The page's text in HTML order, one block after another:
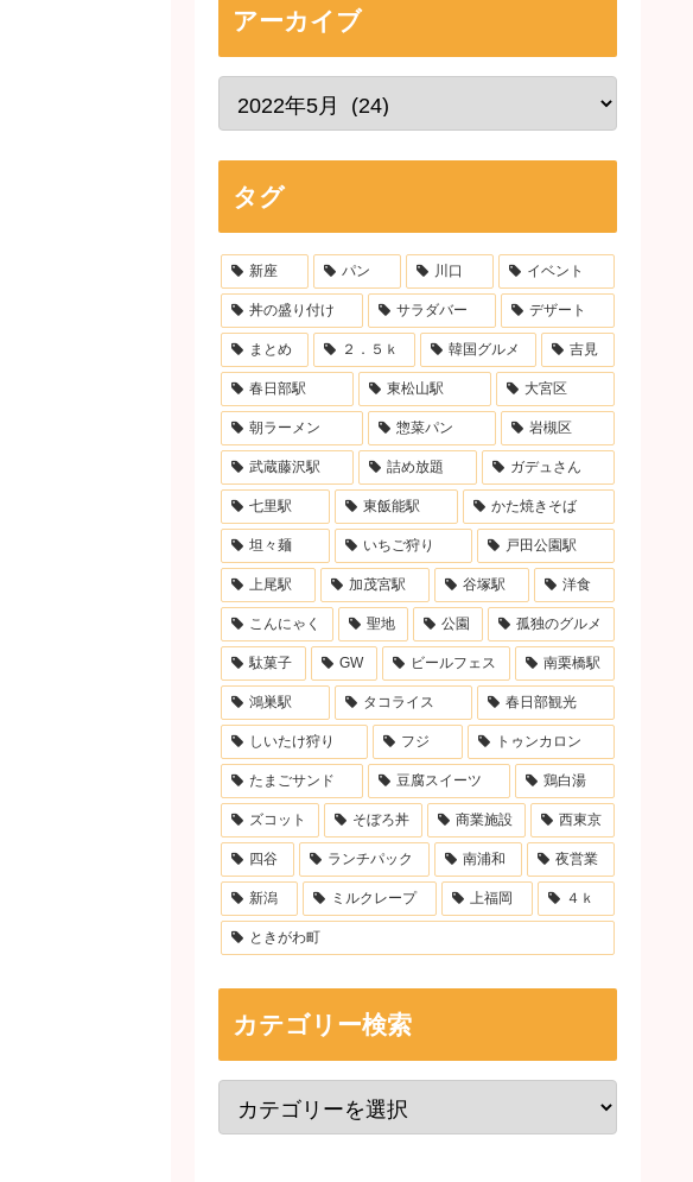
アーカイブ
タグ
新座 パン 川口 イベント
丼の盛り付け サラダバー デザート
まとめ ２．５ｋ 韓国グルメ 吉見
春日部駅 東松山駅 大宮区
朝ラーメン 惣菜パン 岩槻区
武蔵藤沢駅 詰め放題 ガデュさん
七里駅 東飯能駅 かた焼きそば
坦々麺 いちご狩り 戸田公園駅
上尾駅 加茂宮駅 谷塚駅 洋食
こんにゃく 聖地 公園 孤独のグルメ
駄菓子 GW ビールフェス 南栗橋駅
鴻巣駅 タコライス 春日部観光
しいたけ狩り フジ トゥンカロン
たまごサンド 豆腐スイーツ 鶏白湯
ズコット そぼろ丼 商業施設 西東京
四谷 ランチパック 南浦和 夜営業
新潟 ミルクレープ 上福岡 ４ｋ
ときがわ町
カテゴリー検索